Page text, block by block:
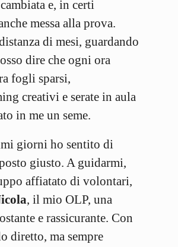
e, in certi
messa alla prova.
di mesi, guardando
dire che ogni ora
fogli sparsi,
creativi e serate in aula
in me un seme.
giorni ho sentito di
giusto. A guidarmi,
affiatato di volontari,
, il mio OLP, una
e rassicurante. Con
diretto, ma sempre